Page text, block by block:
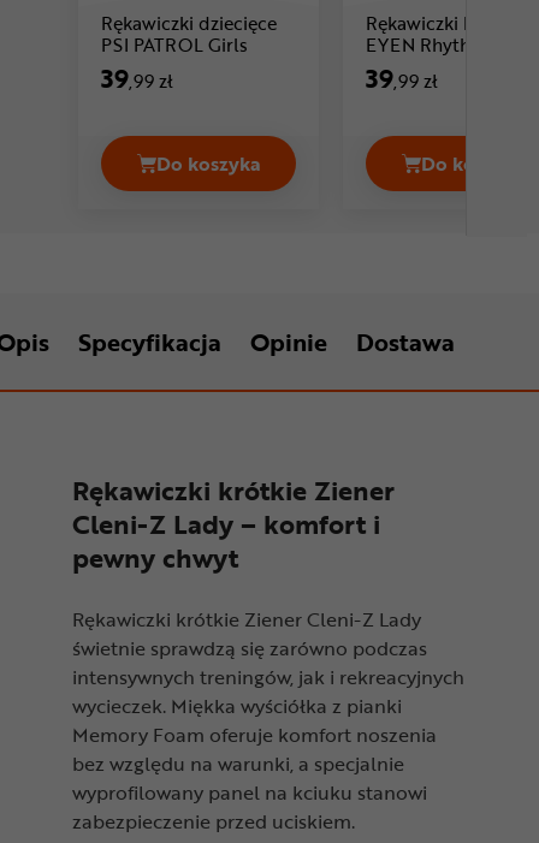
Rękawiczki dziecięce
PSI PATROL Girls
39,99 zł
Do koszyka
Rękawiczki dziecięce PSI PATROL
Rękawiczki krótkie
EYEN Rhythm
39,99 zł
Do koszyka
Specyfikacja Opinie Dostawa
Rękawiczki krótkie Ziener
Cleni-Z Lady – komfort i
pewny chwyt
Rękawiczki krótkie Ziener Cleni-Z Lady
świetnie sprawdzą się zarówno podczas
intensywnych treningów, jak i rekreacyjnych
wycieczek. Miękka wyściółka z pianki
Memory Foam oferuje komfort noszenia
bez względu na warunki, a specjalnie
wyprofilowany panel na kciuku stanowi
zabezpieczenie przed uciskiem.